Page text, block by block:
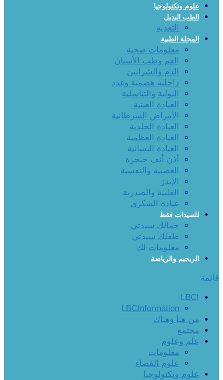
علوم وتكنولوجيا
الطب البديل
التغذية
المجلة الطبية
معلومات صحية
الفم وطب الأسنان
الدم والشرايين
داخلية هضمية وغدد
البولية والتناسلية
العيادة العينية
الأمراض السرطانية
العيادة الجلدية
العيادة العظمية
العيادة النسائية
أذن أنف حنجرة
العصبية والنفسية
الإيدز
القلبية والصدرية
عيادة السكري
للسيدات فقط
جمالك سيدتي
طفلك سيدتي
معلومات لك
الريجيم والرياضة
قائمة
LBCI
LBCInformation
من هنا وهناك
مجتمع
علم وعلوم
معلومات
علوم الفضاء
علوم وتكنولوجيا